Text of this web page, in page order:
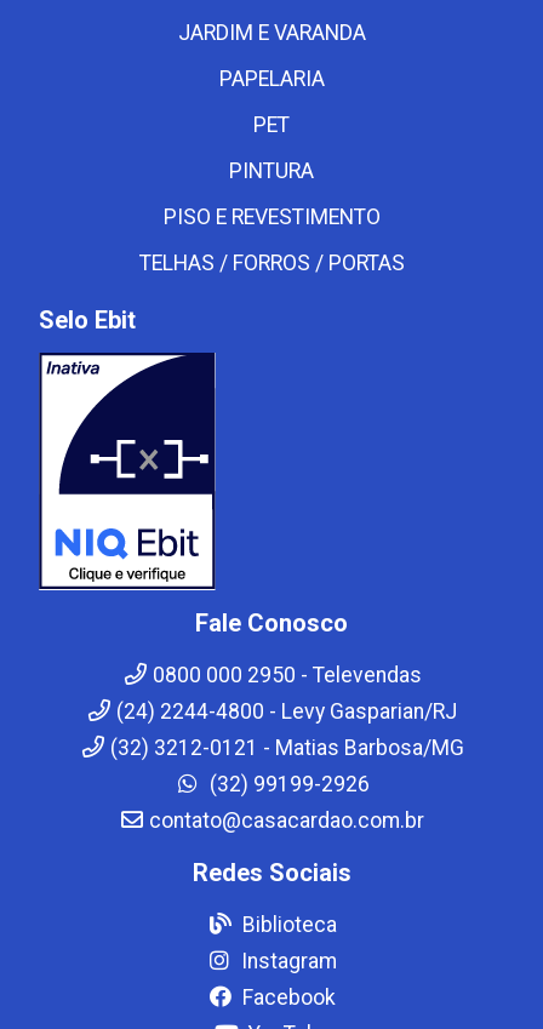
JARDIM E VARANDA
PAPELARIA
PET
PINTURA
PISO E REVESTIMENTO
TELHAS / FORROS / PORTAS
Selo Ebit
Fale Conosco
0800 000 2950 - Televendas
(24) 2244-4800 - Levy Gasparian/RJ
(32) 3212-0121 - Matias Barbosa/MG
(32) 99199-2926
contato@casacardao.com.br
Redes Sociais
Biblioteca
Instagram
Facebook